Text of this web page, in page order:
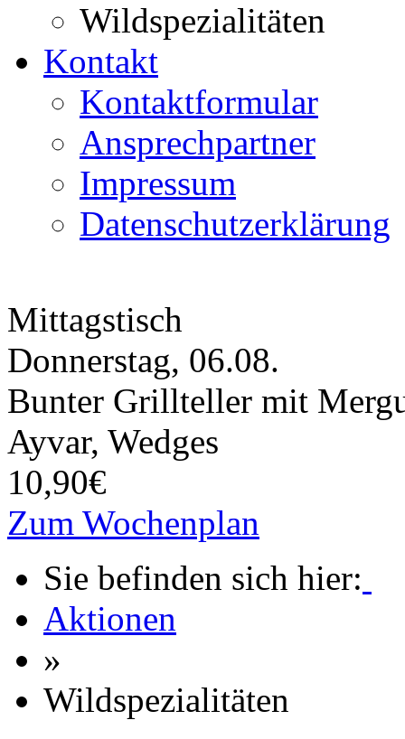
Wildspezialitäten
Kontakt
Kontaktformular
Ansprechpartner
Impressum
Datenschutzerklärung
Mittagstisch
Donnerstag, 06.08.
Bunter Grillteller mit
Ayvar, Wedges
10,90€
Zum Wochenplan
Sie befinden sich hier:
Aktionen
»
Wildspezialitäten